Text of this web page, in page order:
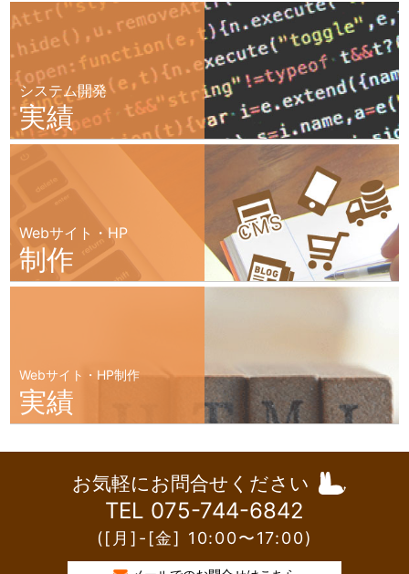
システム開発
実績
Webサイト・HP
制作
Webサイト・HP制作
実績
お気軽にお問合せください
TEL 075-744-6842
([月]-[金] 10:00〜17:00)